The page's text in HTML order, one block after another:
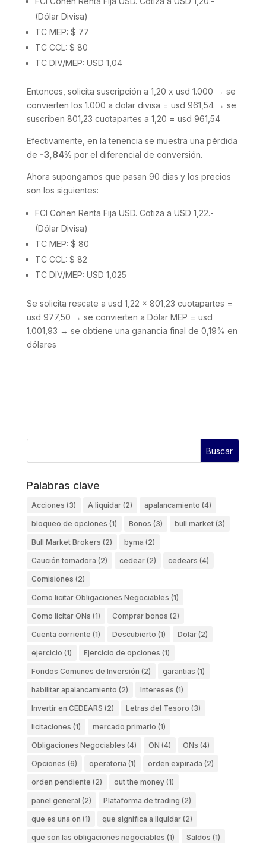
(Dólar Divisa)
TC MEP: $ 77
TC CCL: $ 80
TC DIV/MEP: USD 1,04
Entonces, solicita suscripción a 1,20 x usd 1.000 → se
convierten los 1.000 a dolar divisa = usd 961,54 → se
suscriben 801,23 cuotapartes a 1,20 = usd 961,54
Efectivamente, en la tenencia se muestra una pérdida
de -3,84% por el diferencial de conversión.
Ahora supongamos que pasan 90 días y los precios
son los siguientes:
FCI Cohen Renta Fija USD. Cotiza a USD 1,22.-
(Dólar Divisa)
TC MEP: $ 80
TC CCL: $ 82
TC DIV/MEP: USD 1,025
Se solicita rescate a usd 1,22 x 801,23 cuotapartes =
usd 977,50 → se convierten a Dólar MEP = usd
1.001,93 → se obtiene una ganancia final de 0,19% en
dólares
Palabras clave
Acciones (3) A liquidar(2) apalancamiento (4)
bloqueo de opciones (1) Bonos (3) bull market(3)
Bull Market Brokers (2) byma (2)
Caución tomadora (2) cedear(2) cedears (4)
Comisiones (2)
Como licitar Obligaciones Negociables (1)
Como licitar ONs (1) Comprar bonos (2)
Cuenta corriente (1) Descubierto (1) Dolar(2)
ejercicio (1) Ejercicio de opciones (1)
Fondos Comunes de Inversión (2) garantias (1)
habilitar apalancamiento (2) Intereses (1)
Invertir en CEDEARS (2) Letras del Tesoro (3)
licitaciones (1) mercado primario (1)
Obligaciones Negociables (4) ON (4) ONs (4)
Opciones (6) operatoria (1) orden expirada (2)
orden pendiente (2) out the money(1)
panel general (2) Plataforma de trading (2)
que es una on (1) que significa a liquidar(2)
que son las obligaciones negociables (1) Saldos (1)